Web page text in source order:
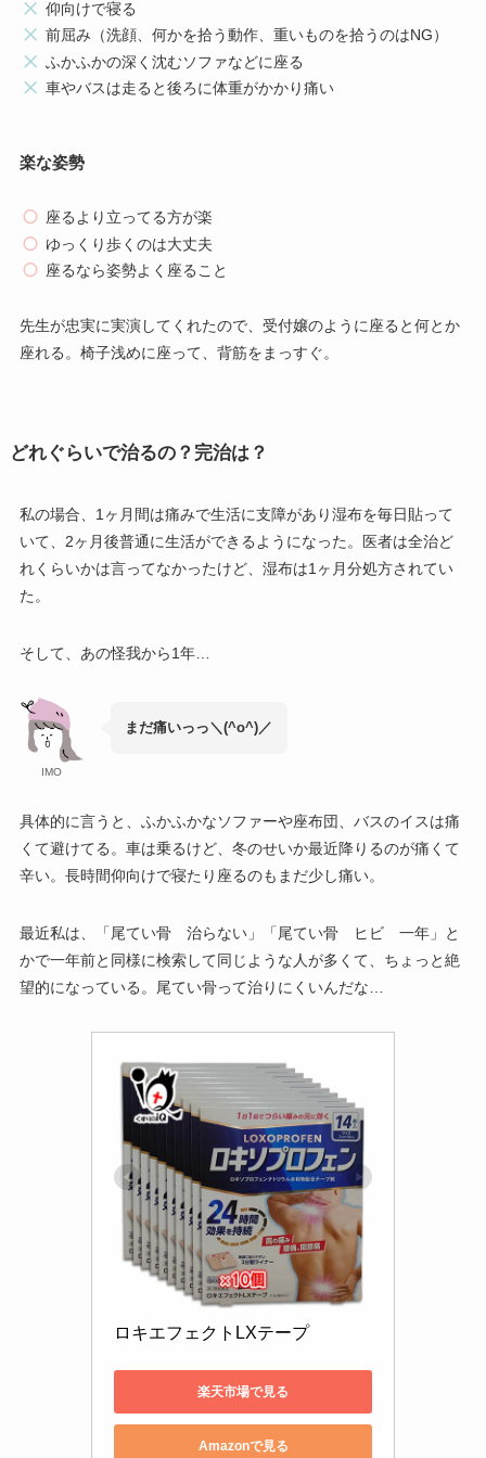
仰向けで寝る
前屈み（洗顔、何かを拾う動作、重いものを拾うのはNG）
ふかふかの深く沈むソファなどに座る
車やバスは走ると後ろに体重がかかり痛い
楽な姿勢
座るより立ってる方が楽
ゆっくり歩くのは大丈夫
座るなら姿勢よく座ること
先生が忠実に実演してくれたので、受付嬢のように座ると何とか
座れる。椅子浅めに座って、背筋をまっすぐ。
どれぐらいで治るの？完治は？
私の場合、1ヶ月間は痛みで生活に支障があり湿布を毎日貼って
いて、2ヶ月後普通に生活ができるようになった。医者は全治ど
れくらいかは言ってなかったけど、湿布は1ヶ月分処方されてい
た。
そして、あの怪我から1年…
IMO
まだ痛いっっ＼(^o^)／
具体的に言うと、ふかふかなソファーや座布団、バスのイスは痛
くて避けてる。車は乗るけど、冬のせいか最近降りるのが痛くて
辛い。長時間仰向けで寝たり座るのもまだ少し痛い。
最近私は、「尾てい骨 治らない」「尾てい骨 ヒビ 一年」と
かで一年前と同様に検索して同じような人が多くて、ちょっと絶
望的になっている。尾てい骨って治りにくいんだな…
ロキエフェクトLXテープ
楽天市場で見る
Amazonで見る